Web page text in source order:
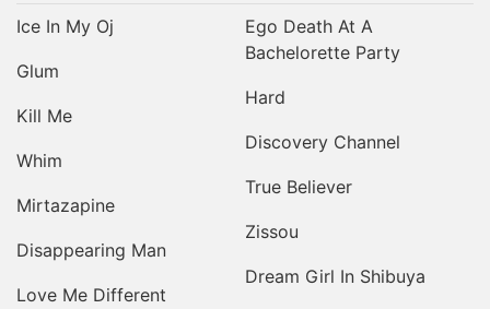
Ice In My Oj
Glum
Kill Me
Whim
Mirtazapine
Disappearing Man
Love Me Different
Ego Death At A
Bachelorette Party
Hard
Discovery Channel
True Believer
Zissou
Dream Girl In Shibuya